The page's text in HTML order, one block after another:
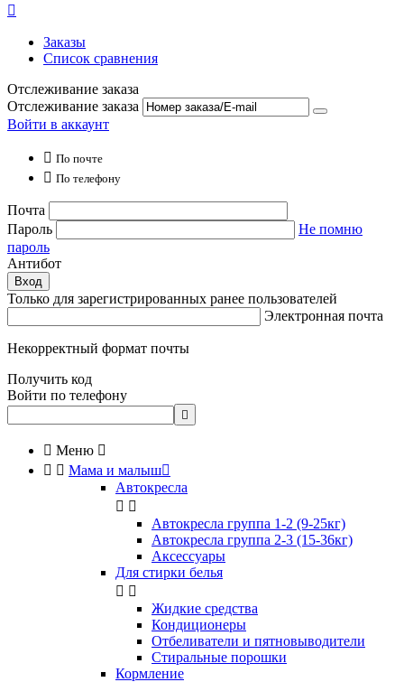

Заказы
Список сравнения
Отслеживание заказа
Отслеживание заказа
Войти в аккаунт
 По почте
 По телефону
Почта
Пароль
Не помню
пароль
Антибот
Вход
Только для зарегистрированных ранее пользователей
Электронная почта
Некорректный формат почты
Получить код
Войти по телефону

 Меню 
  Мама и малыш
Автокресла
 
Автокресла группа 1-2 (9-25кг)
Автокресла группа 2-3 (15-36кг)
Аксессуары
Для стирки белья
 
Жидкие средства
Кондиционеры
Отбеливатели и пятновыводители
Стиральные порошки
Кормление